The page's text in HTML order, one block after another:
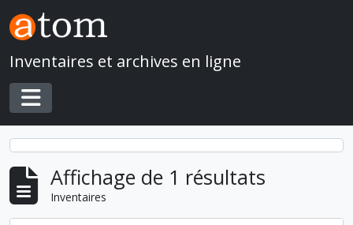
Skip to main content
Inventaires et archives en ligne
Toggle navigation
Affichage de 1 résultats
Inventaires